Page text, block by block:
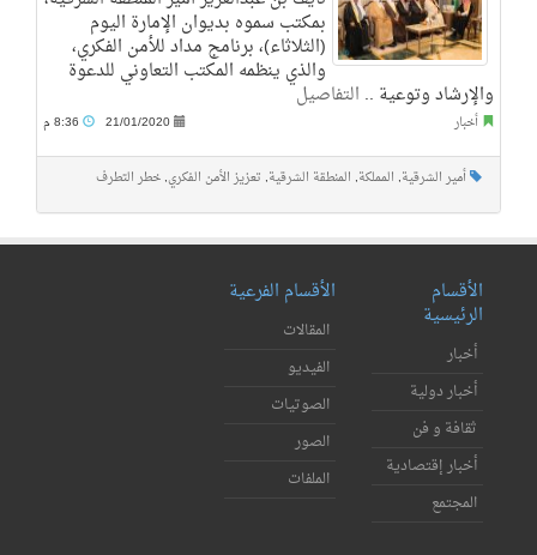
بمكتب سموه بديوان الإمارة اليوم
(الثلاثاء)، برنامج مداد للأمن الفكري،
والذي ينظمه المكتب التعاوني للدعوة
والإرشاد وتوعية .. التفاصيل
أخبار 21/01/2020
أمير الشرقية, المملكة, المنطقة الشرقية, تعزيز الأمن الفكري, خطر التطرف
الأقسام
الرئيسية
أخبار
أخبار دولية
ثقافة و فن
أخبار إقتصادية
المجتمع
الأقسام الفرعية
المقالات
الفيديو
الصوتيات
الصور
الملفات